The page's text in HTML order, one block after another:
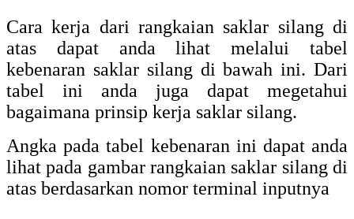
Push Button
Push button atau dengan nama lain tombol
tekan. Push button ini banyak dijumpai pada
bagaimana bentuk fisik dari push button
dapat anda lihat pada gambar di bawah.
Push button terdapat dua jenis yaitu push